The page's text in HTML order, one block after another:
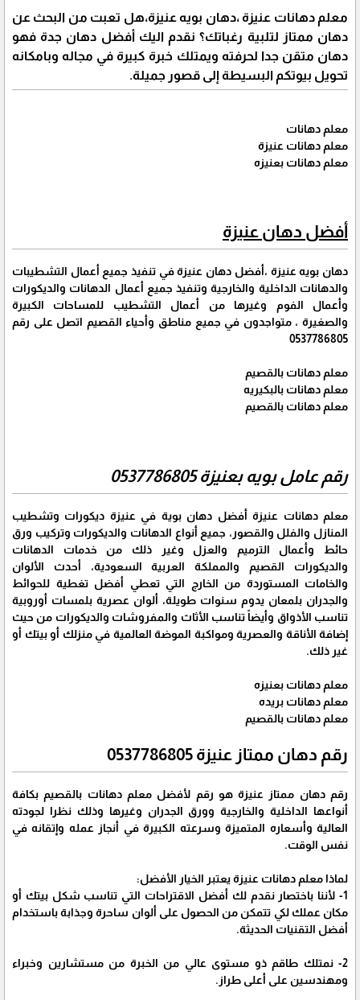
معلم دهانات عنيزة ،دهان بويه عنيزة،هل تعبت من البحث عن
دهان ممتاز لتلبية رغباتك؟ نقدم اليك أفضل دهان جدة فهو
دهان متقن جدا لحرفته ويمتلك خبرة كبيرة في مجاله وبامكانه
تحويل بيوتكم البسيطة إلى قصور جميلة.
معلم دهانات
معلم دهانات عنيزة
معلم دهانات بعنيزه
أفضل دهان عنيزة
دهان بويه عنيزة ،أفضل دهان عنيزة في تنفيذ جميع أعمال التشطيبات
والدهانات الداخلية والخارجية وتنفيذ جميع أعمال الدهانات والديكورات
وأعمال الفوم وغيرها من أعمال التشطيب للمساحات الكبيرة
والصغيرة ، متواجدون في جميع مناطق وأحياء القصيم اتصل على رقم
0537786805
معلم دهانات بالقصيم
معلم دهانات بالبكيريه
معلم دهانات بالقصيم
رقم عامل بويه بعنيزة 0537786805
معلم دهانات عنيزة أفضل دهان بوية في عنيزة ديكورات وتشطيب
المنازل والفلل والقصور، جميع أنواع الدهانات والديكورات وتركيب ورق
حائط وأعمال الترميم والعزل وغير ذلك من خدمات الدهانات
والديكورات القصيم والمملكة العربية السعودية، أحدث الألوان
والخامات المستوردة من الخارج التي تعطي أفضل تغطية للحوائط
والجدران بلمعان يدوم سنوات طويلة، ألوان عصرية بلمسات أوروبية
تناسب الأذواق وأيضاً تناسب الأثاث والمفروشات والديكورات من حيث
إضافة الأناقة والعصرية ومواكبة الموضة العالمية في منزلك أو بيتك أو
غير ذلك.
معلم دهانات بعنيزه
معلم دهانات بريده
معلم دهانات بالقصيم
رقم دهان ممتاز عنيزة 0537786805
رقم دهان ممتاز عنيزة هو رقم لأفضل معلم دهانات بالقصيم بكافة
أنواعها الداخلية والخارجية وورق الجدران وغيرها وذلك نظرا لجودته
العالية وأسعاره المتميزة وسرعته الكبيرة في أنجاز عمله وإتقانه في
نفس الوقت.
لماذا معلم دهانات عنيزة يعتبر الخيار الأفضل:
1- لأننا باختصار نقدم لك أفضل الاقتراحات التي تناسب شكل بيتك أو
مكان عملك لكي تتمكن من الحصول على ألوان ساحرة وجذابة باستخدام
أفضل التقنيات الحديثة.
2- نمتلك طاقم ذو مستوى عالي من الخبرة من مستشارين وخبراء
ومهندسين على أعلى طراز.